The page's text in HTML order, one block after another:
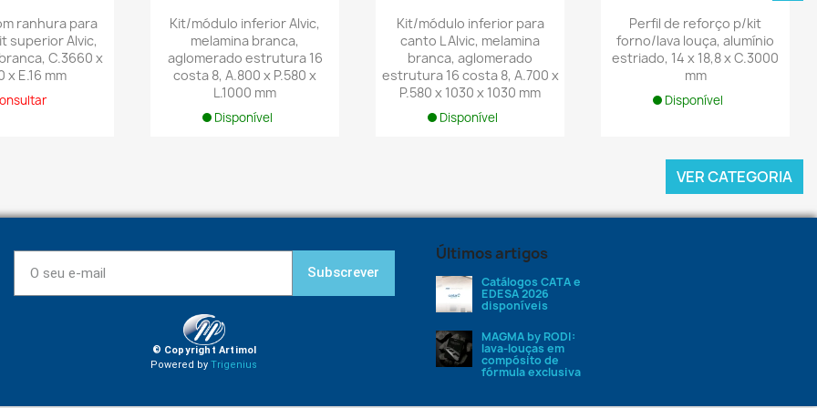
ranhura para
superior Alvic,
C.3660 x
x E.16 mm
Kit/módulo inferior Alvic,
melamina branca,
aglomerado estrutura 16
costa 8, A.800 x P.580 x
L.1000 mm
Disponível
Kit/módulo inferior para
canto L Alvic, melamina
branca, aglomerado
estrutura 16 costa 8, A.700 x
P.580 x 1030 x 1030 mm
Disponível
Perfil de reforço p/kit
forno/lava louça, alumínio
estriado, 14 x 18,8 x C.3000
mm
Disponível
VER CATEGORIA
Subscrever
© Copyright Artimol
Powered byTrigenius
Últimos artigos
Catálogos CATA e
EDESA 2026
disponíveis
MAGMA by RODI:
lava-louças em
compósito de
fórmula exclusiva